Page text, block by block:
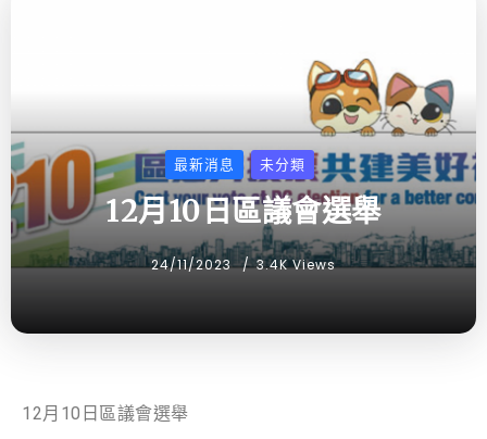
最新消息 未分類
12月10日區議會選舉
24/11/2023 3.4K Views
12月10日區議會選舉